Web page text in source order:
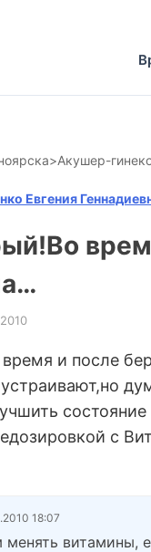
>Акушер-
Евгения
и после
устраивают,но
с
18:07
менять